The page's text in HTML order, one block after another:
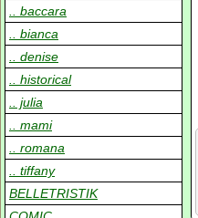
.. baccara
.. bianca
.. denise
.. historical
.. julia
.. mami
.. romana
.. tiffany
BELLETRISTIK